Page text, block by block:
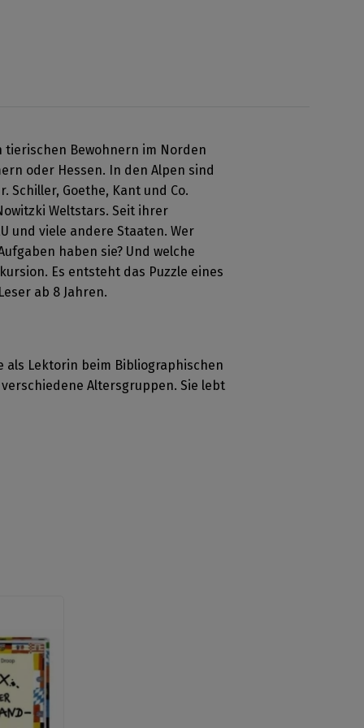
tierischen Bewohnern im Norden
oder Hessen. In den Alpen sind
Goethe, Kant und Co.
Weltstars. Seit ihrer
und viele andere Staaten. Wer
haben sie? Und welche
Es entsteht das Puzzle eines
ab 8 Jahren.
als Lektorin beim Bibliographischen
Altersgruppen. Sie lebt